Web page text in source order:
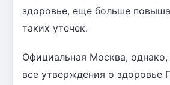
здоровье, еще больше
таких утечек.
Официальная Москва, однако,
все утверждения о здоровье